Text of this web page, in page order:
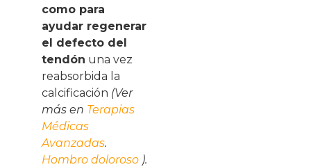
como para
ayudar regenerar
el defecto del
tendón una vez
reabsorbida la
calcificación (Ver
más en Terapias
Médicas
Avanzadas.
Hombro doloroso ).